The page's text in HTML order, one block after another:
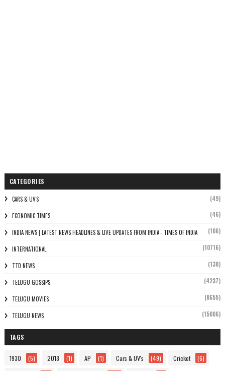
CATEGORIES
CARS & UV'S (49)
ECONOMIC TIMES (46)
INDIA NEWS | LATEST NEWS HEADLINES & LIVE UPDATES FROM INDIA - TIMES OF INDIA (106)
INTERNATIONAL (10716)
TTD NEWS (138)
TELUGU GOSSIPS (4237)
TELUGU MOVIES (8655)
TELUGU NEWS (15006)
TAGS
1930 (5) 2018 (1) AP (1) Cars & UV's (49) Cricket (6)